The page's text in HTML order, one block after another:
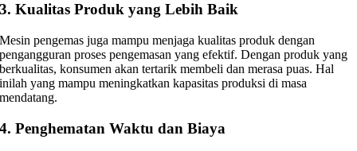
3. Kualitas Produk yang Lebih Baik
Mesin pengemas juga mampu menjaga kualitas produk dengan
pengangguran proses pengemasan yang efektif. Dengan produk yang
berkualitas, konsumen akan tertarik membeli dan merasa puas. Hal
inilah yang mampu meningkatkan kapasitas produksi di masa
mendatang.
4. Penghematan Waktu dan Biaya